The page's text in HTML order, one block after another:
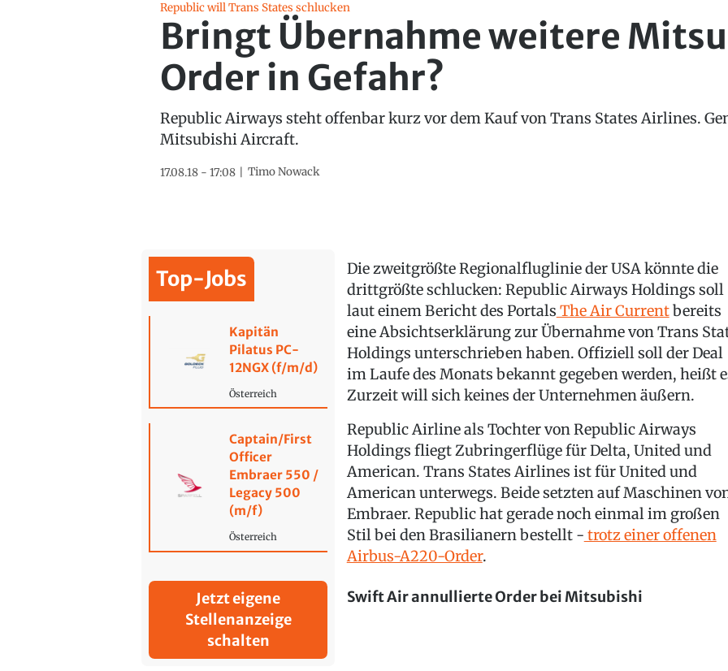
Republic will Trans States schlucken
Bringt Übernahme weitere
Order in Gefahr?
Republic Airways steht offenbar kurz vor dem Kauf von Trans States Airlines.
Mitsubishi Aircraft.
17.08.18 - 17:08 Timo Nowack
Top-Jobs
Kapitän
Pilatus PC-
12NGX (f/m/d)
Österreich
Captain/First
Officer
Embraer 550 /
Legacy 500
(m/f)
Österreich
Jetzt eigene
Stellenanzeige
schalten
Die zweitgrößte Regionalfluglinie der USA könnte die
drittgrößte schlucken: Republic Airways Holdings soll
laut einem Bericht des Portals The Air Currentbereits
eine Absichtserklärung zur Übernahme von Trans
Holdings unterschrieben haben. Offiziell soll der Deal
im Laufe des Monats bekannt gegeben werden, heißt
Zurzeit will sich keines der Unternehmen äußern.
Republic Airline als Tochter von Republic Airways
Holdings fliegt Zubringerflüge für Delta, United und
American. Trans States Airlines ist für United und
American unterwegs. Beide setzten auf Maschinen
Embraer. Republic hat gerade noch einmal im großen
Stil bei den Brasilianern bestellt - trotz einer offenen
Airbus-A220-Order.
Swift Air annullierte Order bei Mitsubishi